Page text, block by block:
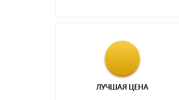
ЛУЧШАЯ ЦЕНА